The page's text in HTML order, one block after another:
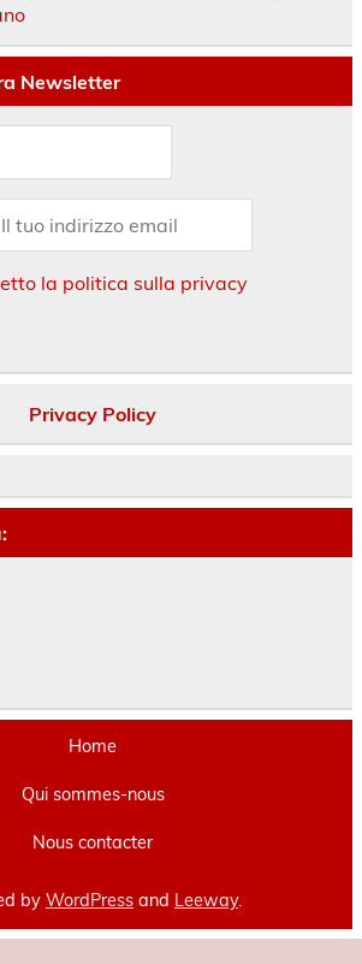
Newsletter
la politica sulla privacy
Privacy Policy
Home
Qui sommes-nous
Nous contacter
by WordPress and Leeway.